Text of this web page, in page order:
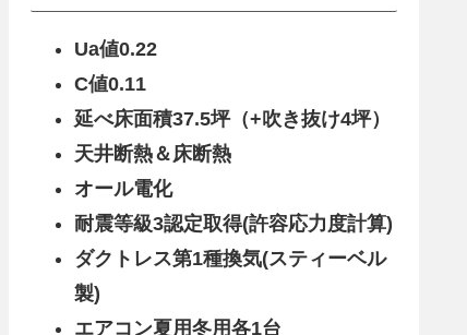
Ua値0.22
C値0.11
延べ床面積37.5坪（+吹き抜け4坪）
天井断熱＆床断熱
オール電化
耐震等級3認定取得(許容応力度計算)
ダクトレス第1種換気(スティーベル
製)
エアコン夏用冬用各1台